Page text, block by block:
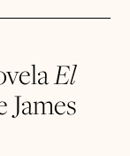
El
James